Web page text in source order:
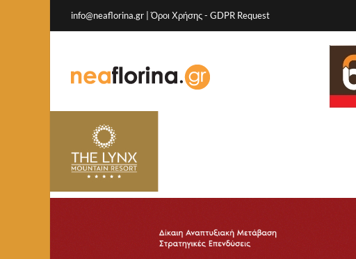
info@neaflorina.gr |Όροι Χρήσης- GDPR Request